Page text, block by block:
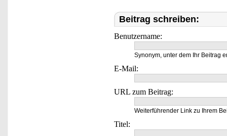
Beitrag schreiben:
Benutzername:
Synonym, unter dem Ihr Beitrag
E-Mail:
URL zum Beitrag:
Weiterführender Link zu Ihrem
Titel: